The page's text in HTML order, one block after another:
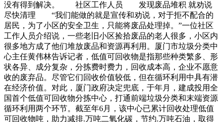
没有得到解决。 社区工作人员 发现废品堆积 就劝说
尽快清理 “我们能做的就是宣传和劝说，对于拒不配合的
居民，为了小区的安全卫生，只能将废品处理掉。”一位社区
工作人员介绍说，一些老旧小区捡拾废品的老人很多，小区内
很多地方成了他们堆放废品和资源再利用。厦门市垃圾分类中
心主任黄伟林告诉记者，低值可回收物是指那些种类繁多、形
状各异、成分复杂，分拣费时费力，回收成本高，企业不愿意
收的废弃品。尽管它们回收价值较低，但在循环利用中具有潜
在经济价值。对此，厦门政府决定兜底，于年月，建成投用全
国首个低值可回收物分拣中心，打通前端垃圾分类和末端资源
循环利用两个环节。截至年6月，该中心已累计回收处理低值
可回收物吨，助力减排.万吨二氧化碳，节约.万吨石油，取得